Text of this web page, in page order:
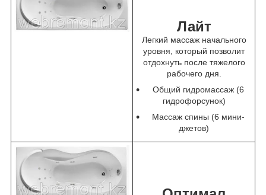
Лайт
Легкий массаж начального
уровня, который позволит
отдохнуть после тяжелого
рабочего дня.
Общий гидромассаж (6
гидрофорсунок)
Массаж спины (6 мини-
джетов)